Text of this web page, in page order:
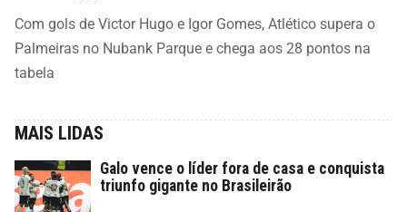
Com gols de Victor Hugo e Igor Gomes, Atlético supera o
Palmeiras no Nubank Parque e chega aos 28 pontos na
tabela
MAIS LIDAS
Galo vence o líder fora de casa e conquista
triunfo gigante no Brasileirão